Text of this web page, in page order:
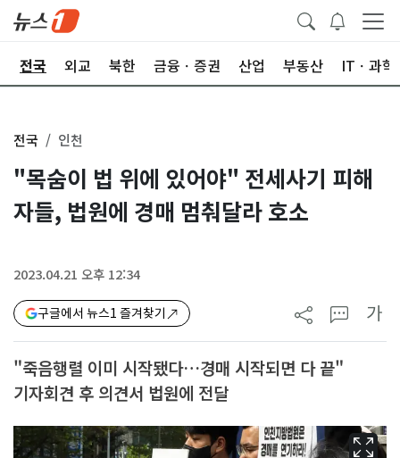
전국 외교 북한 금융ㆍ증권 산업 부동산 ITㆍ과학
전국 인천
"목숨이 법 위에 있어야" 전세사기 피해
자들, 법원에 경매 멈춰달라 호소
2023.04.21 오후 12:34
구글에서 뉴스1 즐겨찾기 가
"죽음행렬 이미 시작됐다…경매 시작되면 다 끝"
기자회견 후 의견서 법원에 전달